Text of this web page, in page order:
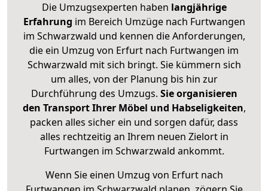
Die Umzugsexperten haben langjährige
Erfahrung im Bereich Umzüge nach Furtwangen
im Schwarzwald und kennen die Anforderungen,
die ein Umzug von Erfurt nach Furtwangen im
Schwarzwald mit sich bringt. Sie kümmern sich
um alles, von der Planung bis hin zur
Durchführung des Umzugs. Sie organisieren
den Transport Ihrer Möbel und Habseligkeiten,
packen alles sicher ein und sorgen dafür, dass
alles rechtzeitig an Ihrem neuen Zielort in
Furtwangen im Schwarzwald ankommt.
Wenn Sie einen Umzug von Erfurt nach